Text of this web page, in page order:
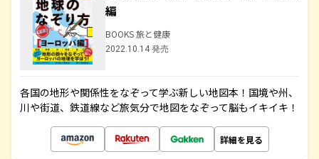
編
BOOKS 旅と健康
2022.10.14 発売
各国の地形や関係性をなぞって学ぶ新しい地図本！国境や州、
川や街道、鉄道線など旅気分で地図をなぞって脳もイキイキ！
詳細を見る